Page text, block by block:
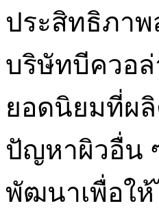
ประสิทธิภาพ
บริษัทบีควอ
ยอดนิยมที่ผ
ปัญหาผิวอื่น
พัฒนาเพื่อให้